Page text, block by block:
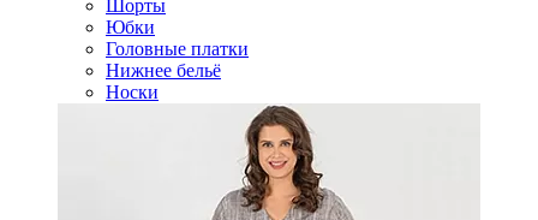
Шорты
Юбки
Головные платки
Нижнее бельё
Носки